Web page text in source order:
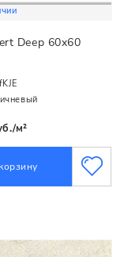
Deep 60x60
fKJE
м²